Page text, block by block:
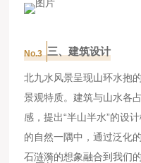
No.3 三、建筑设计
北九水风景呈现山环水抱
景观特质。建筑与山水各
感，提出“半山半水”的设
的自然一隅中，通过泛化
石涟漪的想象融合到我们